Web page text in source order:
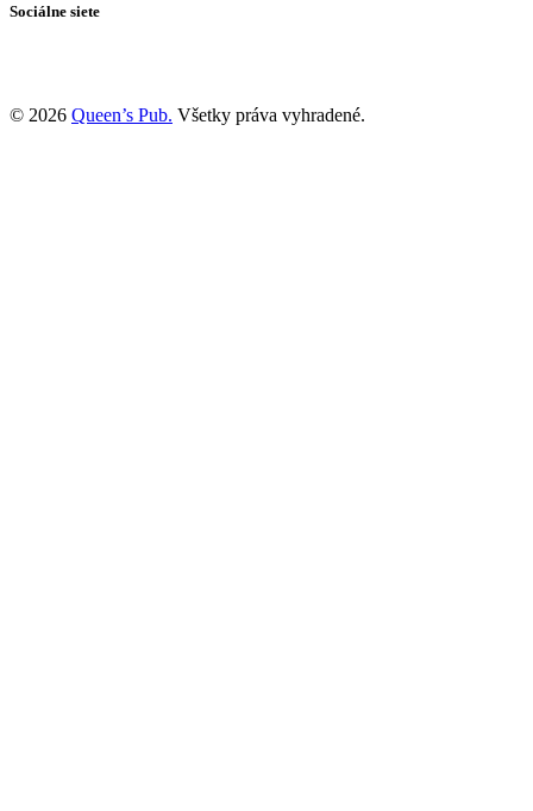
Sociálne siete
© 2026 Queen’s Pub. Všetky práva vyhradené.